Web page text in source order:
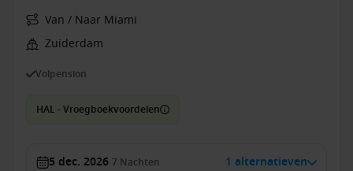
Van / Naar Miami
Zuiderdam
Volpension
HAL - Vroegboekvoordelen
5 dec. 2026 7 Nachten 1 alternatieven